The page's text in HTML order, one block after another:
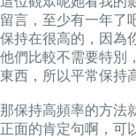
留言，至少有一年了
保持在很高的，因為
他們比較不需要特別
東西，所以平常保持
那保持高頻率的方法
正面的肯定句啊，可